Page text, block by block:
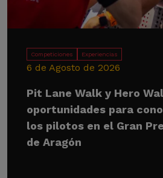
Competiciones Experiencias
6 de Agosto de 2026
Pit Lane Walk y Hero
oportunidades para
los pilotos en el Gran
de Aragón